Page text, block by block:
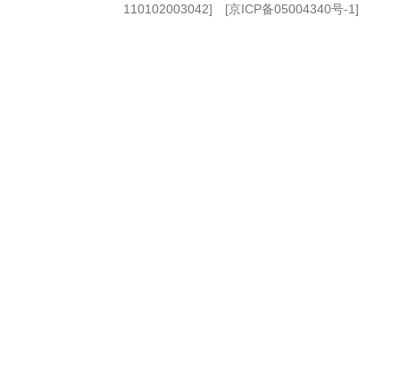
110102003042] [京ICP备05004340号-1]